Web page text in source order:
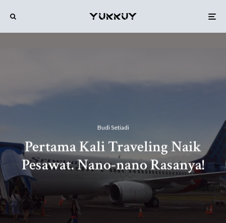
Budi Setiadi
Pertama Kali Traveling Naik
Pesawat. Nano-nano Rasanya!